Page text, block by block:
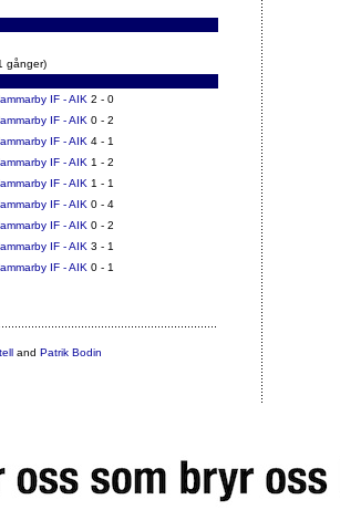
gånger)
IF - AIK 2 - 0
IF - AIK 0 - 2
IF - AIK 4 - 1
IF - AIK 1 - 2
IF - AIK 1 - 1
IF - AIK 0 - 4
IF - AIK 0 - 2
IF - AIK 3 - 1
IF - AIK 0 - 1
and Patrik Bodin